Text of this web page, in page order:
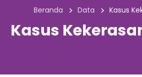
Beranda Data Kasus
Kasus